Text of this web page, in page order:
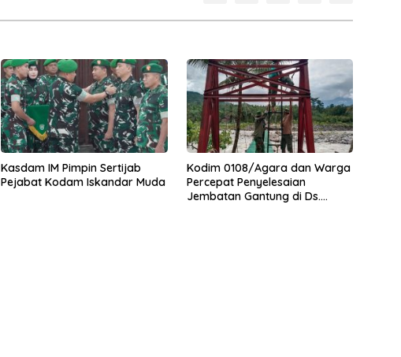
Kasdam IM Pimpin Sertijab
Pejabat Kodam Iskandar Muda
Kodim 0108/Agara dan Warga
Percepat Penyelesaian
Jembatan Gantung di Ds.